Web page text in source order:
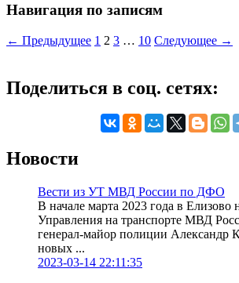
Навигация по записям
← Предыдущее 1 2 3 … 10 Следующее →
Поделиться в соц. сетях:
Новости
Вести из УТ МВД России по ДФО
В начале марта 2023 года в Елизово
Управления на транспорте МВД
генерал-майор полиции Александр
новых ...
2023-03-14 22:11:35